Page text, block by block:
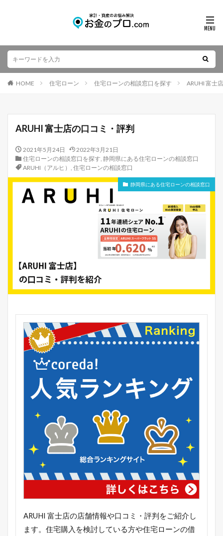
HOME 住宅ローン 住宅ローンの相談窓口を探す ARUHI 富士
ARUHI 富士店の口コミ・評判
2021年5月24日
2022年3月21日
住宅ローンの相談窓口を探す, 静岡県にある住宅ローンの相談窓口
ARUHI（アルヒ） , 住宅ローンの相談窓口
静岡県にある住宅ローンの相談窓口
ARUHI 富士店の店舗情報や口コミ・評判をご紹介し
ます。住宅購入を検討している方や住宅ローンの借